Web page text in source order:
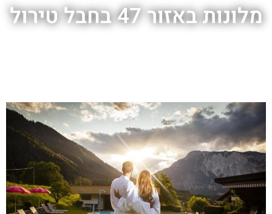
מלונות באזור 47 בחבל טירול